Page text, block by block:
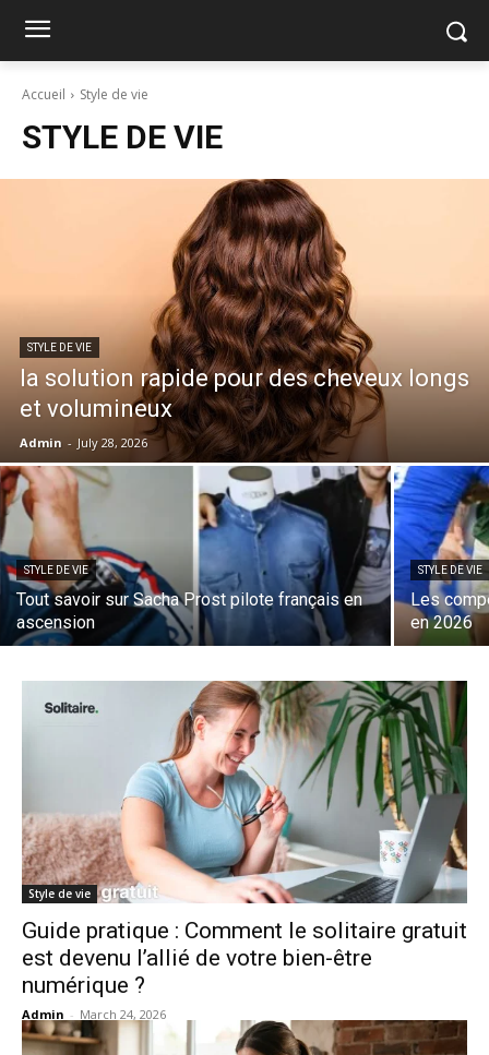
Accueil Style de vie
STYLE DE VIE
STYLE DE VIE
la solution rapide pour des cheveux longs
et volumineux
Admin - July 28, 2026
STYLE DE VIE
Tout savoir sur Sacha Prost pilote français en
ascension
STYLE DE VIE
Les
en 2026
Style de vie
Guide pratique : Comment le solitaire gratuit
est devenu l’allié de votre bien-être
numérique ?
Admin - March 24, 2026